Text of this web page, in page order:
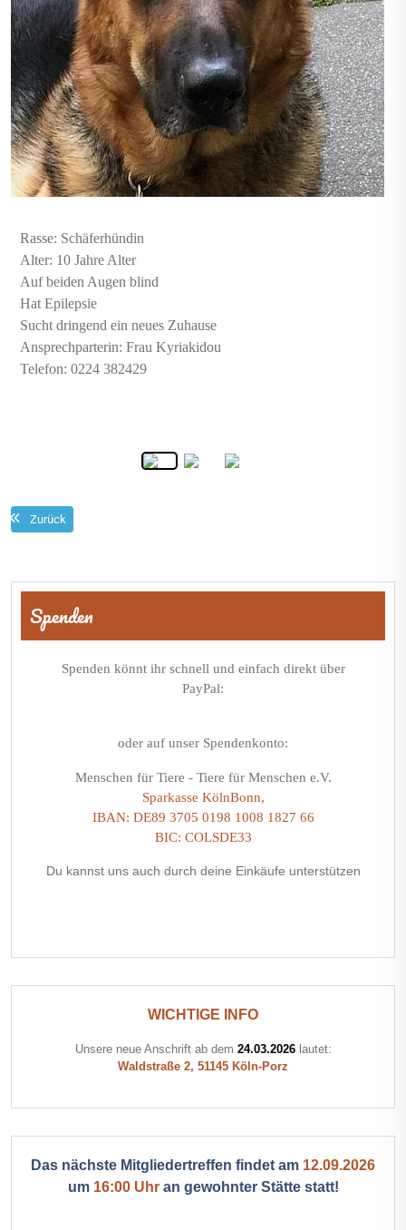
Rasse: Schäferhündin
Alter: 10 Jahre Alter
Auf beiden Augen blind
Hat Epilepsie
Sucht dringend ein neues Zuhause
Ansprechparterin: Frau Kyriakidou
Telefon: 0224 382429
Zurück
Beitragsnavigation
Spenden
Spenden könnt ihr schnell und einfach direkt über
PayPal:
oder auf unser Spendenkonto:
Menschen für Tiere - Tiere für Menschen e.V.
Sparkasse KölnBonn,
IBAN: DE89 3705 0198 1008 1827 66
BIC: COLSDE33
Du kannst uns auch durch deine Einkäufe unterstützen
WICHTIGE INFO
Unsere neue Anschrift ab dem 24.03.2026lautet:
Waldstraße 2, 51145 Köln-Porz
Das nächste Mitgliedertreffen findet am 12.09.2026
um 16:00 Uhran gewohnter Stätte statt!